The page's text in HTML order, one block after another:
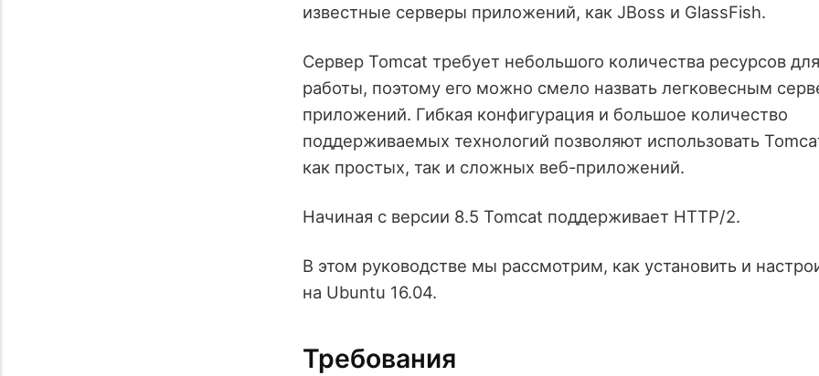
известные серверы приложений, как JBoss и GlassFish.
Сервер Tomcat требует небольшого количества ресурсов
работы, поэтому его можно смело назвать легковесным
приложений. Гибкая конфигурация и большое количество
поддерживаемых технологий позволяют использовать
как простых, так и сложных веб-приложений.
Начиная с версии 8.5 Tomcat поддерживает HTTP/2.
В этом руководстве мы рассмотрим, как установить и
на Ubuntu 16.04.
Требования